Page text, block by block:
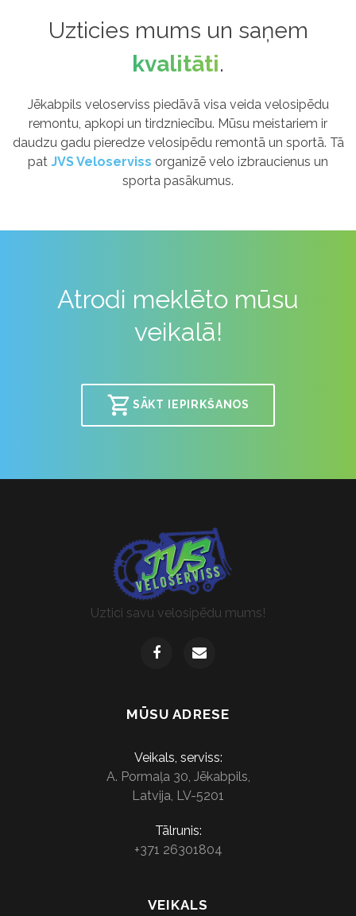
Uzticies mums un saņem
kvalitāti.
Jēkabpils veloserviss piedāvā visa veida velosipēdu
remontu, apkopi un tirdzniecību. Mūsu meistariem ir
daudzu gadu pieredze velosipēdu remontā un sportā. Tā
pat JVS Veloserviss organizē velo izbraucienus un
sporta pasākumus.
Atrodi meklēto mūsu
veikalā!
SĀKT IEPIRKŠANOS
Uztici savu velosipēdu mums!
MŪSU ADRESE
Veikals, serviss:
A. Pormaļa 30, Jēkabpils,
Latvija, LV-5201
Tālrunis:
+371 26301804
VEIKALS